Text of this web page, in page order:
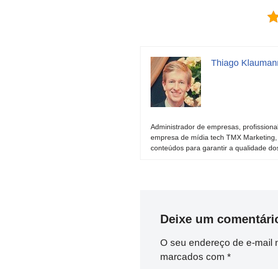
Thiago
Administrador de empresas,
empresa de mídia tech TMX
conteúdos para garantir a qualidade
Deixe um
O seu endereço de e-mail
marcados com *